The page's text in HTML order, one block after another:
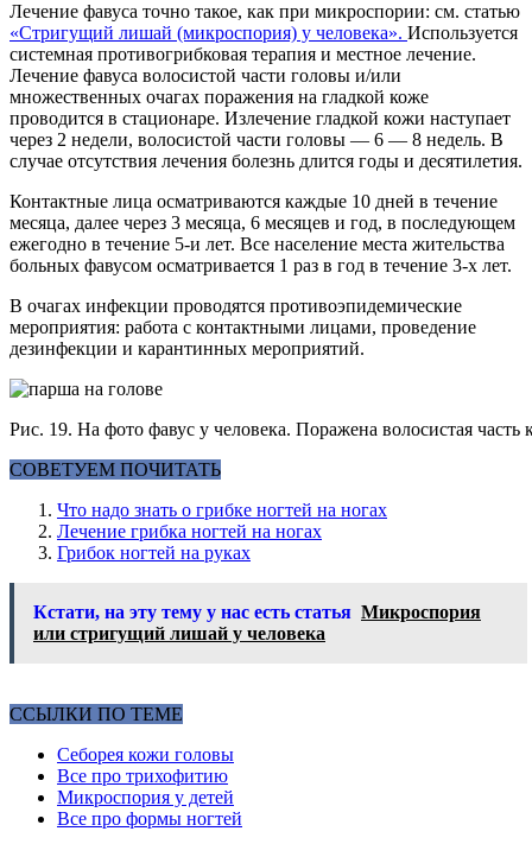
Лечение фавуса точно такое, как при микроспории: см. статью
«Стригущий лишай (микроспория) у человека». Используется
системная противогрибковая терапия и местное лечение.
Лечение фавуса волосистой части головы и/или
множественных очагах поражения на гладкой коже
проводится в стационаре. Излечение гладкой кожи наступает
через 2 недели, волосистой части головы — 6 — 8 недель. В
случае отсутствия лечения болезнь длится годы и десятилетия.
Контактные лица осматриваются каждые 10 дней в течение
месяца, далее через 3 месяца, 6 месяцев и год, в последующем
ежегодно в течение 5-и лет. Все население места жительства
больных фавусом осматривается 1 раз в год в течение 3-х лет.
В очагах инфекции проводятся противоэпидемические
мероприятия: работа с контактными лицами, проведение
дезинфекции и карантинных мероприятий.
Рис. 19. На фото фавус у человека. Поражена волосистая часть
СОВЕТУЕМ ПОЧИТАТЬ
Что надо знать о грибке ногтей на ногах
Лечение грибка ногтей на ногах
Грибок ногтей на руках
Кстати, на эту тему у нас есть статья Микроспория
или стригущий лишай у человека
ССЫЛКИ ПО ТЕМЕ
Себорея кожи головы
Все про трихофитию
Микроспория у детей
Все про формы ногтей